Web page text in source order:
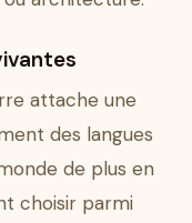
attache une
des langues
de plus en
choisir parmi